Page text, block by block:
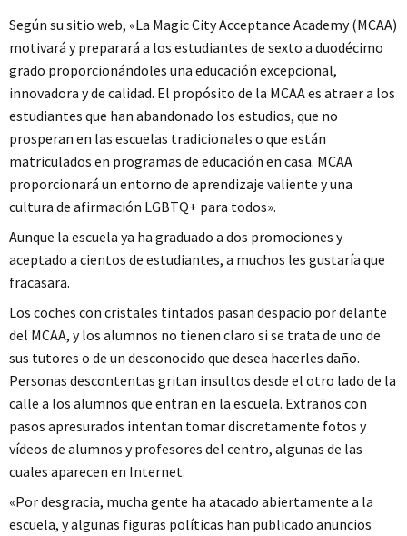
Según su sitio web, «La Magic City Acceptance Academy (MCAA)
motivará y preparará a los estudiantes de sexto a duodécimo
grado proporcionándoles una educación excepcional,
innovadora y de calidad. El propósito de la MCAA es atraer a los
estudiantes que han abandonado los estudios, que no
prosperan en las escuelas tradicionales o que están
matriculados en programas de educación en casa. MCAA
proporcionará un entorno de aprendizaje valiente y una
cultura de afirmación LGBTQ+ para todos».
Aunque la escuela ya ha graduado a dos promociones y
aceptado a cientos de estudiantes, a muchos les gustaría que
fracasara.
Los coches con cristales tintados pasan despacio por delante
del MCAA, y los alumnos no tienen claro si se trata de uno de
sus tutores o de un desconocido que desea hacerles daño.
Personas descontentas gritan insultos desde el otro lado de la
calle a los alumnos que entran en la escuela. Extraños con
pasos apresurados intentan tomar discretamente fotos y
vídeos de alumnos y profesores del centro, algunas de las
cuales aparecen en Internet.
«Por desgracia, mucha gente ha atacado abiertamente a la
escuela, y algunas figuras políticas han publicado anuncios